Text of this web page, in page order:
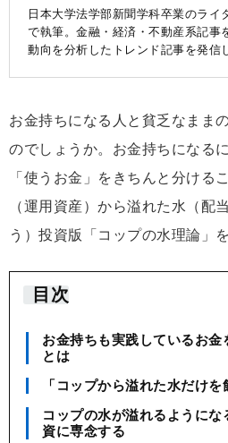
日本大学法学部新聞学科卒業のライ
で執筆。金融・経済・不動産系記事
動向を分析したトレンド記事を発信
お金持ちになる人と貧乏なまま
のでしょうか。お金持ちになる
「使うお金」をきちんと分ける
（運用資産）から溢れた水（配
う）投資版「コップの水理論」
目次
お金持ちも実践しているお
とは
「コップから溢れた水だけ
コップの水が溢れるように
資に専念する